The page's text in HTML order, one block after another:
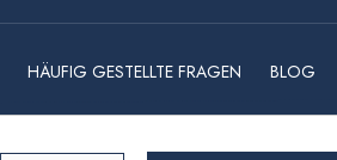
HÄUFIG GESTELLTE FRAGEN BLOG